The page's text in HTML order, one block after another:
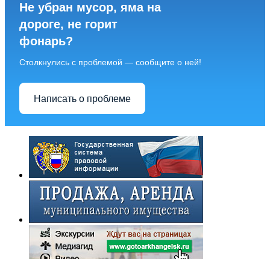
Не убран мусор, яма на
дороге, не горит
фонарь?
Столкнулись с проблемой — сообщите о ней!
Написать о проблеме